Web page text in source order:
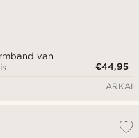
van
€44,95
ARKAI